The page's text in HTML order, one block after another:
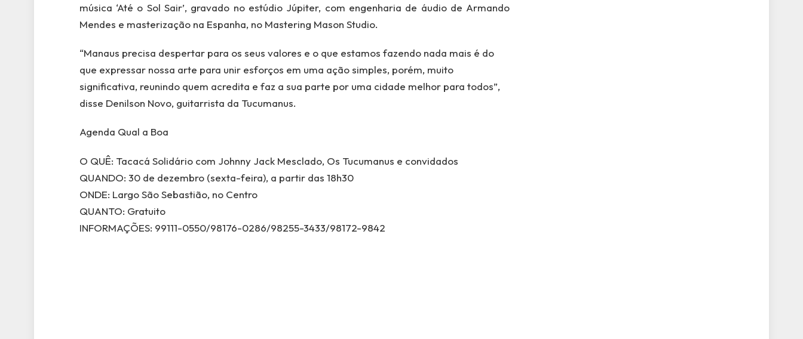
música ‘Até o Sol Sair’, gravado no estúdio Júpiter, com engenharia de áudio de Armando
Mendes e masterização na Espanha, no Mastering Mason Studio.
“Manaus precisa despertar para os seus valores e o que estamos fazendo nada mais é do
que expressar nossa arte para unir esforços em uma ação simples, porém, muito
significativa, reunindo quem acredita e faz a sua parte por uma cidade melhor para todos”,
disse Denilson Novo, guitarrista da Tucumanus.
Agenda Qual a Boa
O QUÊ: Tacacá Solidário com Johnny Jack Mesclado, Os Tucumanus e convidados
QUANDO: 30 de dezembro (sexta-feira), a partir das 18h30
ONDE: Largo São Sebastião, no Centro
QUANTO: Gratuito
INFORMAÇÕES: 99111-0550/98176-0286/98255-3433/98172-9842